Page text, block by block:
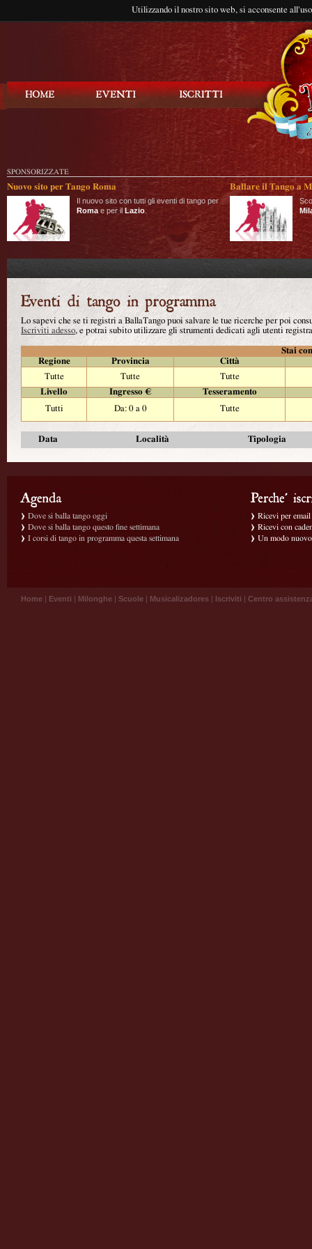
Utilizzando il nostro sito web, si acconsente
SPONSORIZZATE
Nuovo sito per Tango Roma
Il nuovo sito con tutti gli eventi di tango per
Roma e per il Lazio
Ballare il Tango a
Lo sapevi che se ti registri a BallaTango puoi salvare le tue ricerche per poi
Iscriviti adesso, e potrai subito utilizzare gli strumenti dedicati agli utenti
Stai
Regione
Provincia
Città
Tutte
Tutte
Tutte
Livello
Ingresso €
Tesseramento
Tutti
Da: 0 a 0 Tutte
Data Località Tipologia
Dove si balla tango oggi
Dove si balla tango questo fine settimana
I corsi di tango in programma questa settimana
Ricevi per
Ricevi con
Un modo
Home | Eventi | Milonghe | Scuole | Musicalizadores | Iscriviti | Centro